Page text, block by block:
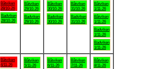
Båtviken
28/10-26
Badviken
28/10-26
Båtviken
29/10-26
Badviken
29/10-26
Båtviken
30/10-26
Badviken
30/10-26
Båtviken
31/10-26
Badviken
31/10-26
Båtviken
1/11-26
Båtviken
1/11-26
Badviken
1/11-26
Badviken
1/11-26
Båtviken
4/11-26
Båtviken
5/11-26
Båtviken
6/11-26
Båtviken
7/11-26
Båtviken
8/11-26